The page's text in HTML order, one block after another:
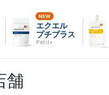
エクエル
プチプラス
Petit+
舗